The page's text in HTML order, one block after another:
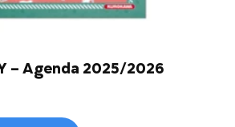
– Agenda 2025/2026